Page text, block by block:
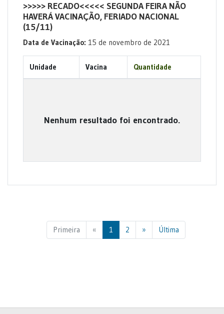
>>>>> RECADO<<<<< SEGUNDA FEIRA NÃO
HAVERÁ VACINAÇÃO, FERIADO NACIONAL
(15/11)
Data de Vacinação: 15 de novembro de 2021
Unidade Vacina Quantidade
Nenhum resultado foi encontrado.
Primeira «Previous
1 2 »NextÚltima